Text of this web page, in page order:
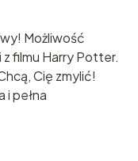
Możliwość
filmu Harry Potter.
Cię zmylić!
i pełna